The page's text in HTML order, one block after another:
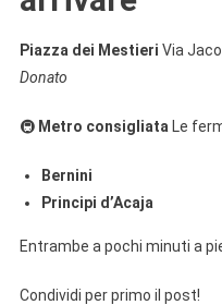
Piazza dei Mestieri Via
Donato
🚇 Metro consigliata Le
Bernini
Principi d’Acaja
Entrambe a pochi minuti a
Condividi per primo il post!